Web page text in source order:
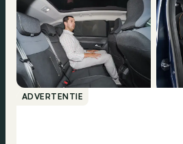
ADVERTENTIE